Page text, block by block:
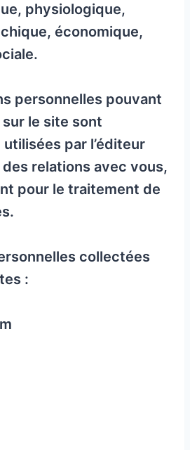
physiologique,
économique,
personnelles pouvant
le site sont
par l’éditeur
relations avec vous,
pour le traitement de
collectées
: